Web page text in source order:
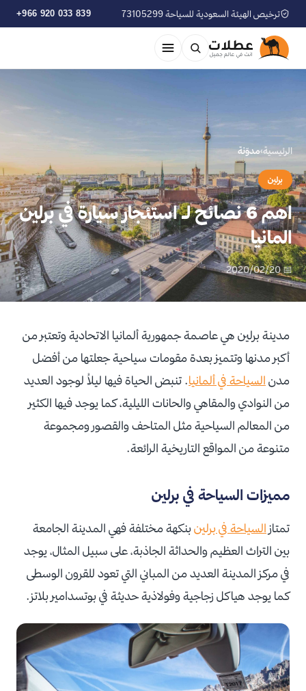
ترخيص الهيئة السعودية للسياحة 73105299 +966 920 033 839
الرئيسية›مدوّنة
برلين
اهم 6 نصائح لـ استئجار سيارة في برلين
المانيا
📅 2020/02/20
مدينة برلين هي عاصمة جمهورية ألمانيا الاتحادية وتعتبر من
أكبر مدنها وتتميز بعدة مقومات سياحية جعلتها من أفضل
مدن السياحة في ألمانيا. تنبض الحياة فيها ليلاُ لوجود العديد
من النوادي والمقاهي والحانات الليلية، كما يوجد فيها الكثير
من المعالم السياحية مثل المتاحف والقصور ومجموعة
متنوعة من المواقع التاريخية الرائعة.
مميزات السياحة في برلين
تمتاز السياحة في برلينبنكهة مختلفة فهي المدينة الجامعة
بين التراث العظيم والحداثة الجاذبة، على سبيل المثال، يوجد
في مركز المدينة العديد من المباني التي تعود للقرون الوسطى
كما يوجد هياكل زجاجية وفولاذية حديثة في بوتسدامير بلاتز.